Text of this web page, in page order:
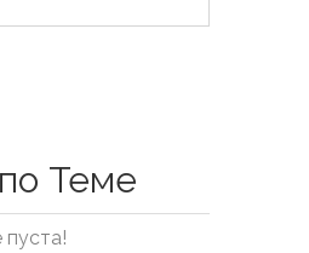
Теме